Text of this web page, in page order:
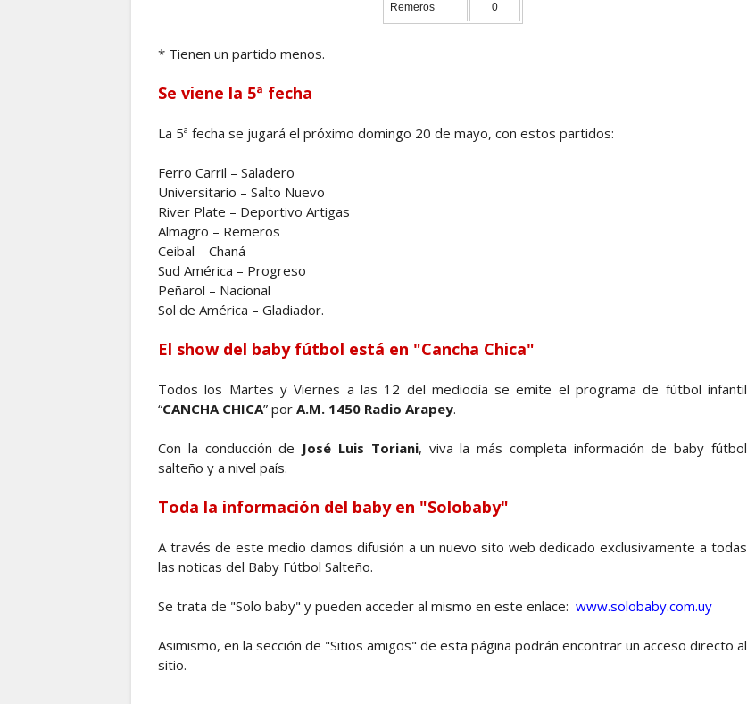
Remeros 0
* Tienen un partido menos.
Se viene la 5ª fecha
La 5ª fecha se jugará el próximo domingo 20 de mayo, con estos partidos:
Ferro Carril – Saladero
Universitario – Salto Nuevo
River Plate – Deportivo Artigas
Almagro – Remeros
Ceibal – Chaná
Sud América – Progreso
Peñarol – Nacional
Sol de América – Gladiador.
El show del baby fútbol está en "Cancha Chica"
Todos los Martes y Viernes a las 12 del mediodía se emite el programa de fútbol infantil
“CANCHA CHICA” por A.M. 1450 Radio Arapey.
Con la conducción de José Luis Toriani, viva la más completa información de baby fútbol
salteño y a nivel país.
Toda la información del baby en "Solobaby"
A través de este medio damos difusión a un nuevo sito web dedicado exclusivamente a todas
las noticas del Baby Fútbol Salteño.
Se trata de "Solo baby" y pueden acceder al mismo en este enlace: www.solobaby.com.uy
Asimismo, en la sección de "Sitios amigos" de esta página podrán encontrar un acceso directo al
sitio.